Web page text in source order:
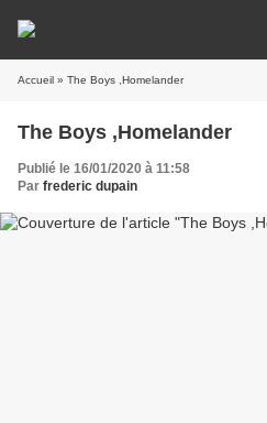
Accueil » The Boys ,Homelander
The Boys ,Homelander
Publié le 16/01/2020 à 11:58
Par frederic dupain